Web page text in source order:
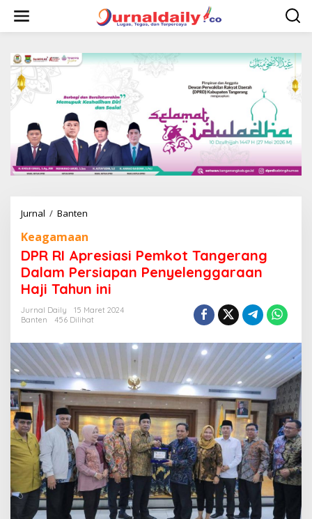
w
Jurnal / Banten
R
I
A
p
e
s
a
s
i
P
e
m
k
o
t
T
a
n
Keagamaan
DPR RI Apresiasi Pemkot Tangerang
Dalam Persiapan Penyelenggaraan
Haji Tahun ini
Jurnal Daily
15 Maret 2024
Banten
456 Dilihat